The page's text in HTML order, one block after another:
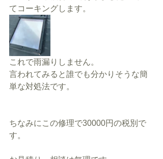
てコーキングします。
これで雨漏りしません。
言われてみると誰でも分かりそうな簡
単な対処法です。
ちなみにこの修理で30000円の税別で
す。